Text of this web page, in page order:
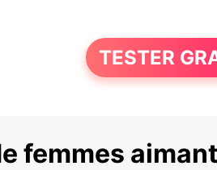
TESTER
femmes